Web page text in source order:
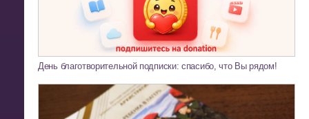
День благотворительной подписки: спасибо, что Вы рядом!